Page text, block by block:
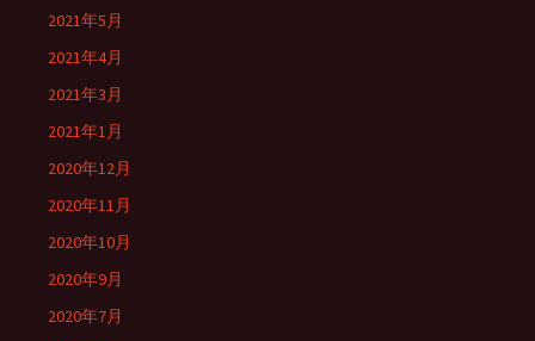
2021年5月
2021年4月
2021年3月
2021年1月
2020年12月
2020年11月
2020年10月
2020年9月
2020年7月